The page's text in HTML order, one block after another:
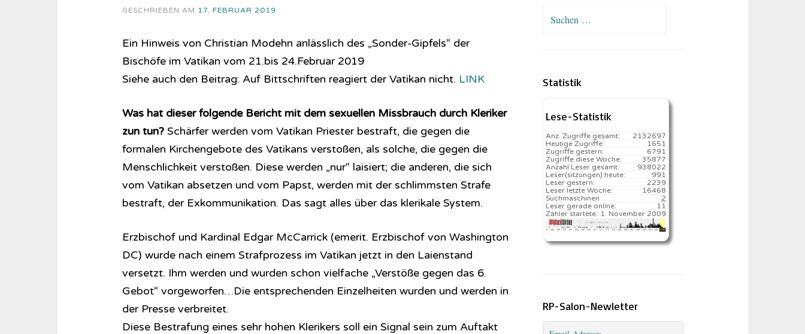
GESCHRIEBEN AM 17. FEBRUAR 2019
Ein Hinweis von Christian Modehn anlässlich des „Sonder-Gipfels“ der
Bischöfe im Vatikan vom 21.bis 24.Februar 2019
Siehe auch den Beitrag: Auf Bittschriften reagiert der Vatikan nicht. LINK
Was hat dieser folgende Bericht mit dem sexuellen Missbrauch durch Kleriker
zun tun?Schärfer werden vom Vatikan Priester bestraft, die gegen die
formalen Kirchengebote des Vatikans verstoßen, als solche, die gegen die
Menschlichkeit verstoßen. Diese werden „nur“ laisiert; die anderen, die sich
vom Vatikan absetzen und vom Papst, werden mit der schlimmsten Strafe
bestraft, der Exkommunikation. Das sagt alles über das klerikale System.
Erzbischof und Kardinal Edgar McCarrick (emerit. Erzbischof von Washington
DC) wurde nach einem Strafprozess im Vatikan jetzt in den Laienstand
versetzt. Ihm werden und wurden schon vielfache „Verstöße gegen das 6.
Gebot“ vorgeworfen…Die entsprechenden Einzelheiten wurden und werden in
der Presse verbreitet.
Diese Bestrafung eines sehr hohen Klerikers soll ein Signal sein zum Auftakt
Suchen
Statistik
Lese-Statistik
2132697
Anz. Zugriffe gesamt:
1651
Heutige Zugriffe:
6791
Zugriffe gestern:
35877
Zugriffe diese Woche:
938022
Anzahl Leser gesamt:
991️
Leser(sitzungen) heute:
2239
Leser gestern:
16468️
Leser letzte Woche:
2
Suchmaschinen
11
Leser gerade online:
1. November 2009
Zähler startete:
RP-Salon-Newletter